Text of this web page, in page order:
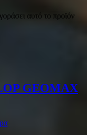
αυτό το προϊόν
GEOMAX